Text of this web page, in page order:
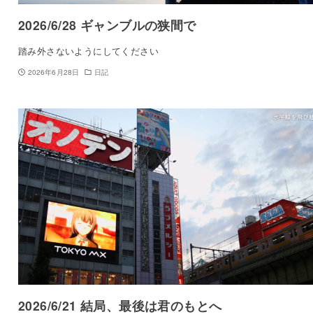
2026/6/28 ギャンブルの狭間で
踏み外さないようにしてください
2026年6月28日 日記
2026/6/21 結局、最後は君のもとへ